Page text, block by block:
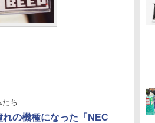
たち
の機種になった「NEC